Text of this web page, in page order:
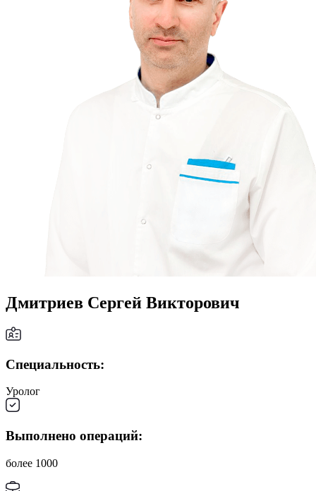
Дмитриев Сергей Викторович
Специальность:
Уролог
Выполнено операций:
более 1000